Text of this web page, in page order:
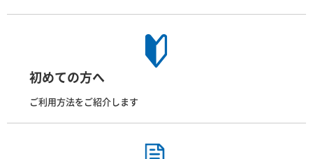
初めての方へ
ご利用方法をご紹介します